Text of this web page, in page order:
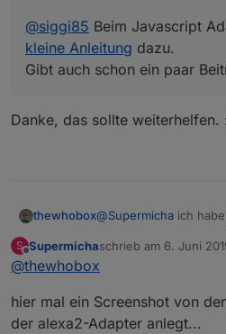
@siggi85 Beim Javascript
kleine Anleitung dazu.
Gibt auch schon ein paar
Danke, das sollte weiterhelfen.
thewhobox@Supermicha ich
Kannst du mal ein
datenpunkt du gerne
S
Offline
Supermichaschrieb am 6. Juni
zuletzt editiert von
@thewhobox
hier mal ein Screenshot von
der alexa2-Adapter anlegt...